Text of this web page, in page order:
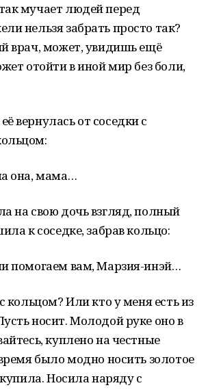
мучает людей перед
нельзя забрать просто так?
врач, может, увидишь ещё
отойти в иной мир без боли,
вернулась от соседки с
она, мама…
на свою дочь взгляд, полный
к соседке, забрав кольцо:
помогаем вам, Марзия-инэй…
кольцом? Или кто у меня есть из
носит. Молодой руке оно в
куплено на честные
было модно носить золотое
Носила наряду с